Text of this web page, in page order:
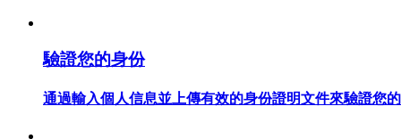
驗證您的身份
通過輸入個人信息並上傳有效的身份證明文件來驗證您